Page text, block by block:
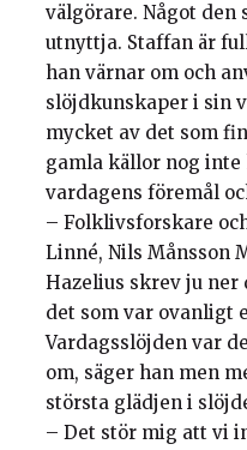
välgörare. Något den
utnyttja. Staffan är
han värnar om och
slöjdkunskaper i sin
mycket av det som
gamla källor nog
vardagens föremål
– Folklivsforskare
Linné, Nils Månsson
Hazelius skrev ju ner
det som var ovanligt
Vardagsslöjden var
om, säger han men
största glädjen i
– Det stör mig att vi